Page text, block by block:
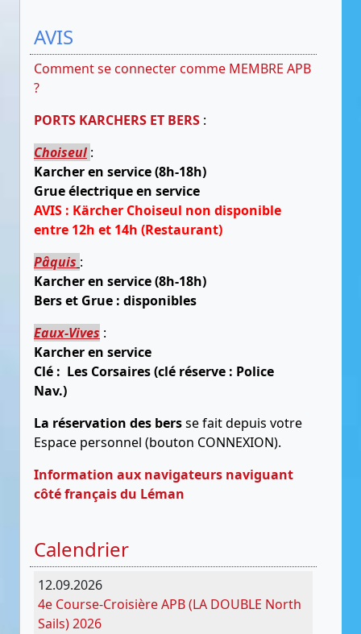
AVIS
Comment se connecter comme MEMBRE APB
?
PORTS KARCHERS ET BERS :
Choiseul :
Karcher en service (8h-18h)
Grue électrique en service
AVIS : Kärcher Choiseul non disponible
entre 12h et 14h (Restaurant)
Pâquis :
Karcher en service (8h-18h)
Bers et Grue : disponibles
Eaux-Vives :
Karcher en service
Clé : Les Corsaires (clé réserve : Police
Nav.)
La réservation des bersse fait depuis votre
Espace personnel (bouton CONNEXION).
Information aux navigateurs naviguant
côté français du Léman
Calendrier
12.09.2026
4e Course-Croisière APB (LA DOUBLE North
Sails) 2026